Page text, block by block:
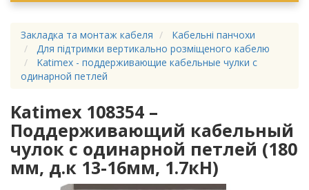
Закладка та монтаж кабеля
Кабельні панчохи
Для підтримки вертикально розміщеного кабелю
Katimex - поддерживающие кабельные чулки с
одинарной петлей
Katimex 108354 –
Поддерживающий кабельный
чулок с одинарной петлей (180
мм, д.к 13-16мм, 1.7кН)